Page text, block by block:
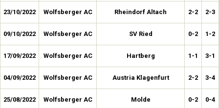
23/10/2022 Wolfsberger AC Rheindorf Altach 2-2 2-3
09/10/2022 Wolfsberger AC SV Ried 0-2 1-2
17/09/2022 Wolfsberger AC Hartberg 1-1 3-1
04/09/2022 Wolfsberger AC Austria Klagenfurt 2-2 3-4
25/08/2022 Wolfsberger AC Molde 0-2 0-4